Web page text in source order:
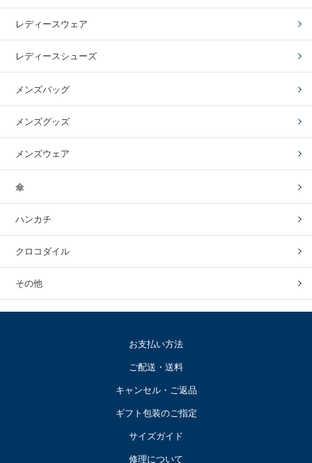
レディースウェア
レディースシューズ
メンズバッグ
メンズグッズ
メンズウェア
傘
ハンカチ
クロコダイル
その他
お支払い方法
ご配送・送料
キャンセル・ご返品
ギフト包装のご指定
サイズガイド
修理について